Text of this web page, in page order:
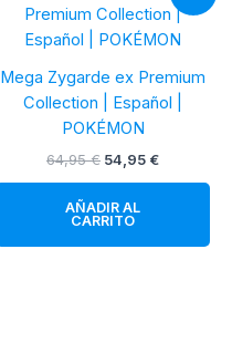
Mega Zygarde ex Premium
Collection | Español |
POKÉMON
64,95€ El
era:
54,95 €El
AÑADIR AL
CARRITO